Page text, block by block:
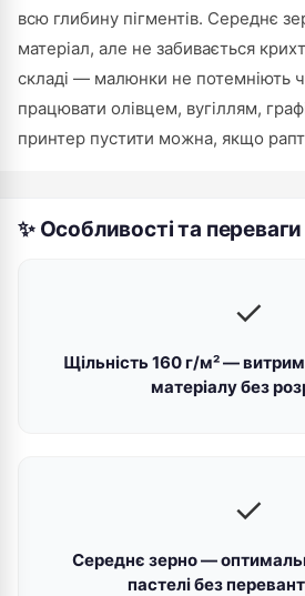
всю глибину пігментів. Середнє
матеріал, але не забивається
складі — малюнки не потемніють
працювати олівцем, вугіллям,
принтер пустити можна, якщо
✨ Особливості та переваги
✓
Щільність 160 г/м² —
матеріалу без
✓
Середнє зерно —
пастелі без